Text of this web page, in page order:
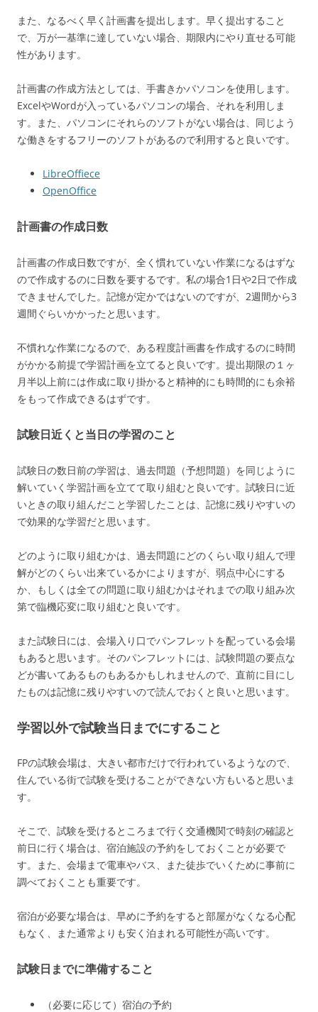
また、なるべく早く計画書を提出します。早く提出すること
で、万が一基準に達していない場合、期限内にやり直せる可能
性があります。
計画書の作成方法としては、手書きかパソコンを使用します。
ExcelやWordが入っているパソコンの場合、それを利用しま
す。また、パソコンにそれらのソフトがない場合は、同じよう
な働きをするフリーのソフトがあるので利用すると良いです。
LibreOffiece
OpenOffice
計画書の作成日数
計画書の作成日数ですが、全く慣れていない作業になるはずな
ので作成するのに日数を要するです。私の場合1日や2日で作成
できませんでした。記憶が定かではないのですが、2週間から3
週間ぐらいかかったと思います。
不慣れな作業になるので、ある程度計画書を作成するのに時間
がかかる前提で学習計画を立てると良いです。提出期限の１ヶ
月半以上前には作成に取り掛かると精神的にも時間的にも余裕
をもって作成できるはずです。
試験日近くと当日の学習のこと
試験日の数日前の学習は、過去問題（予想問題）を同じように
解いていく学習計画を立てて取り組むと良いです。試験日に近
いときの取り組んだこと学習したことは、記憶に残りやすいの
で効果的な学習だと思います。
どのように取り組むかは、過去問題にどのくらい取り組んで理
解がどのくらい出来ているかによりますが、弱点中心にする
か、もしくは全ての問題に取り組むかはそれまでの取り組み次
第で臨機応変に取り組むと良いです。
また試験日には、会場入り口でパンフレットを配っている会場
もあると思います。そのパンフレットには、試験問題の要点な
どが書いてあるものもあるかもしれませんので、直前に目にし
たものは記憶に残りやすいので読んでおくと良いと思います。
学習以外で試験当日までにすること
FPの試験会場は、大きい都市だけで行われているようなので、
住んでいる街で試験を受けることができない方もいると思いま
す。
そこで、試験を受けるところまで行く交通機関で時刻の確認と
前日に行く場合は、宿泊施設の予約をしておくことが必要で
す。また、会場まで電車やバス、また徒歩でいくために事前に
調べておくことも重要です。
宿泊が必要な場合は、早めに予約をすると部屋がなくなる心配
もなく、また通常よりも安く泊まれる可能性が高いです。
試験日までに準備すること
（必要に応じて）宿泊の予約